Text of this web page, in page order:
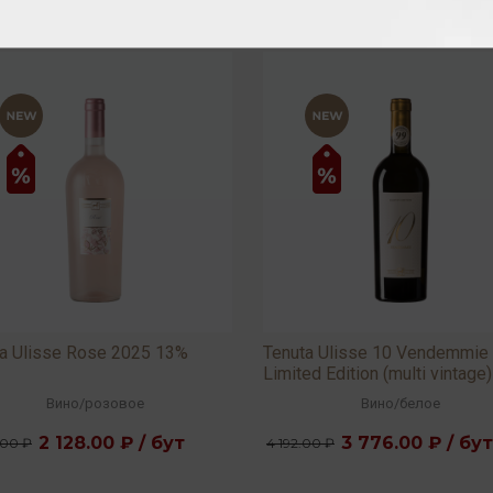
Ulisse Rose 2025 13%
Вино/розовое
₽ 2 128.00 ₽ / бут
Tenuta Ulisse 10 Vendemmie
Limited Edition (multi vintage)
Вино/белое
4 192.00 ₽ 3 776.00 ₽ / бут